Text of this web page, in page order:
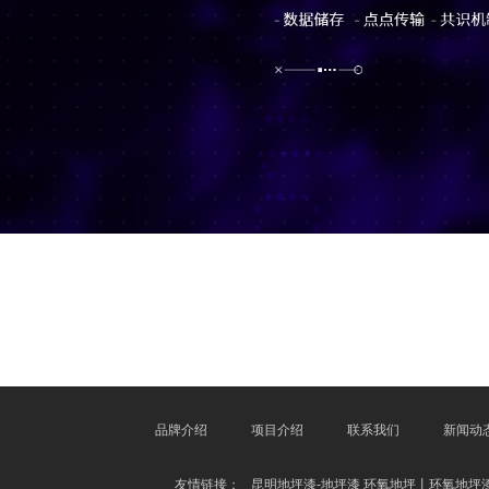
品牌介绍 项目介绍 联系我们 新闻动
友情链接： 昆明地坪漆-地坪漆 环氧地坪丨环氧地坪